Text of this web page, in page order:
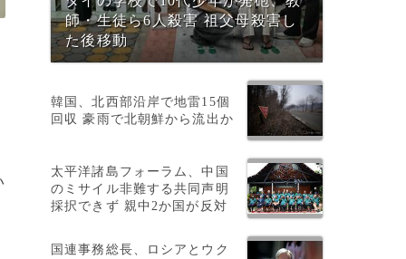
師・生徒ら6人殺害 祖父母殺害し
た後移動
韓国、北西部沿岸で地雷15個
回収 豪雨で北朝鮮から流出か
太平洋諸島フォーラム、中国
のミサイル非難する共同声明
採択できず 親中2か国が反対
国連事務総長、ロシアとウク